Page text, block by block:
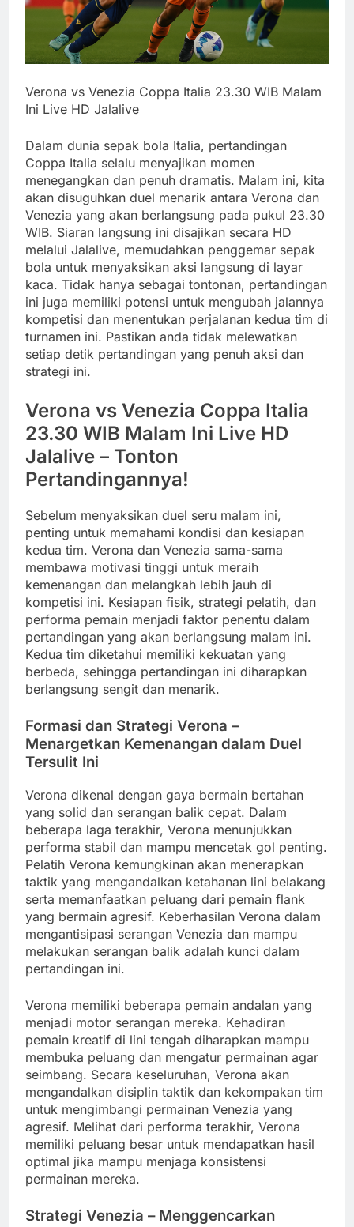
Verona vs Venezia Coppa Italia 23.30 WIB Malam
Ini Live HD Jalalive
Dalam dunia sepak bola Italia, pertandingan
Coppa Italia selalu menyajikan momen
menegangkan dan penuh dramatis. Malam ini, kita
akan disuguhkan duel menarik antara Verona dan
Venezia yang akan berlangsung pada pukul 23.30
WIB. Siaran langsung ini disajikan secara HD
melalui Jalalive, memudahkan penggemar sepak
bola untuk menyaksikan aksi langsung di layar
kaca. Tidak hanya sebagai tontonan, pertandingan
ini juga memiliki potensi untuk mengubah jalannya
kompetisi dan menentukan perjalanan kedua tim di
turnamen ini. Pastikan anda tidak melewatkan
setiap detik pertandingan yang penuh aksi dan
strategi ini.
Verona vs Venezia Coppa Italia
23.30 WIB Malam Ini Live HD
Jalalive – Tonton
Pertandingannya!
Sebelum menyaksikan duel seru malam ini,
penting untuk memahami kondisi dan kesiapan
kedua tim. Verona dan Venezia sama-sama
membawa motivasi tinggi untuk meraih
kemenangan dan melangkah lebih jauh di
kompetisi ini. Kesiapan fisik, strategi pelatih, dan
performa pemain menjadi faktor penentu dalam
pertandingan yang akan berlangsung malam ini.
Kedua tim diketahui memiliki kekuatan yang
berbeda, sehingga pertandingan ini diharapkan
berlangsung sengit dan menarik.
Formasi dan Strategi Verona –
Menargetkan Kemenangan dalam Duel
Tersulit Ini
Verona dikenal dengan gaya bermain bertahan
yang solid dan serangan balik cepat. Dalam
beberapa laga terakhir, Verona menunjukkan
performa stabil dan mampu mencetak gol penting.
Pelatih Verona kemungkinan akan menerapkan
taktik yang mengandalkan ketahanan lini belakang
serta memanfaatkan peluang dari pemain flank
yang bermain agresif. Keberhasilan Verona dalam
mengantisipasi serangan Venezia dan mampu
melakukan serangan balik adalah kunci dalam
pertandingan ini.
Verona memiliki beberapa pemain andalan yang
menjadi motor serangan mereka. Kehadiran
pemain kreatif di lini tengah diharapkan mampu
membuka peluang dan mengatur permainan agar
seimbang. Secara keseluruhan, Verona akan
mengandalkan disiplin taktik dan kekompakan tim
untuk mengimbangi permainan Venezia yang
agresif. Melihat dari performa terakhir, Verona
memiliki peluang besar untuk mendapatkan hasil
optimal jika mampu menjaga konsistensi
permainan mereka.
Strategi Venezia – Menggencarkan